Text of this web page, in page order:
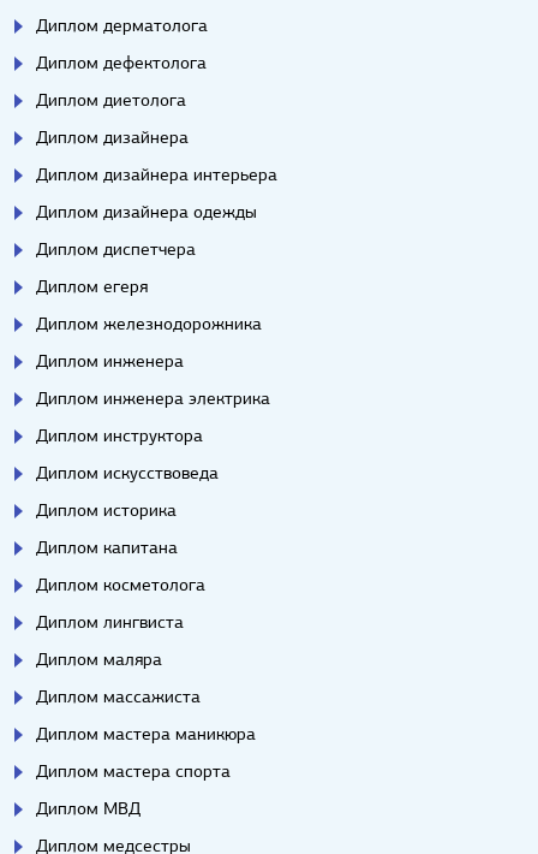
Диплом дерматолога
Диплом дефектолога
Диплом диетолога
Диплом дизайнера
Диплом дизайнера интерьера
Диплом дизайнера одежды
Диплом диспетчера
Диплом егеря
Диплом железнодорожника
Диплом инженера
Диплом инженера электрика
Диплом инструктора
Диплом искусствоведа
Диплом историка
Диплом капитана
Диплом косметолога
Диплом лингвиста
Диплом маляра
Диплом массажиста
Диплом мастера маникюра
Диплом мастера спорта
Диплом МВД
Диплом медсестры